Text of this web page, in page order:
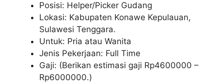
Posisi: Helper/Picker Gudang
Lokasi: Kabupaten Konawe Kepulauan,
Sulawesi Tenggara.
Untuk: Pria atau Wanita
Jenis Pekerjaan: Full Time
Gaji: (Berikan estimasi gaji Rp4600000 –
Rp6000000.)